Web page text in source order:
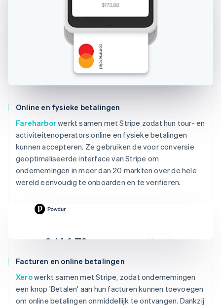
Online en fysieke betalingen
Fareharborwerkt samen met Stripe zodat hun tour- en
activiteitenoperators online en fysieke betalingen
kunnen accepteren. Ze gebruiken de voor conversie
geoptimaliseerde interface van Stripe om
ondernemingen in meer dan 20 markten over de hele
wereld eenvoudig te onboarden en te verifiëren.
€ 144,78
Van
Powdur
Dit is inclusief negen editors en een
onbeperkt aantal projecten.
Factuurgegevens weergeven
Facturen en online betalingen
Xerowerkt samen met Stripe, zodat ondernemingen
een knop 'Betalen' aan hun facturen kunnen toevoegen
om online betalingen onmiddellijk te ontvangen. Dankzij